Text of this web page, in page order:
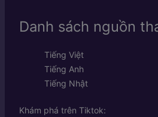
Danh sách nguồn
Tiếng Việt
Tiếng Anh
Tiếng Nhật
Khám phá trên Tiktok: